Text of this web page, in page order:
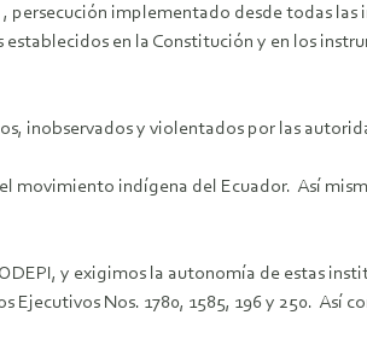
implementado desde todas las
en la Constitución y en los
inobservados y violentados por las
movimiento indígena del Ecuador. Así
y exigimos la autonomía de estas
Nos. 1780, 1585, 196 y 250. Así